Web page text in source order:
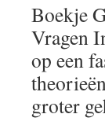
Boekje
Vragen
op een
groter